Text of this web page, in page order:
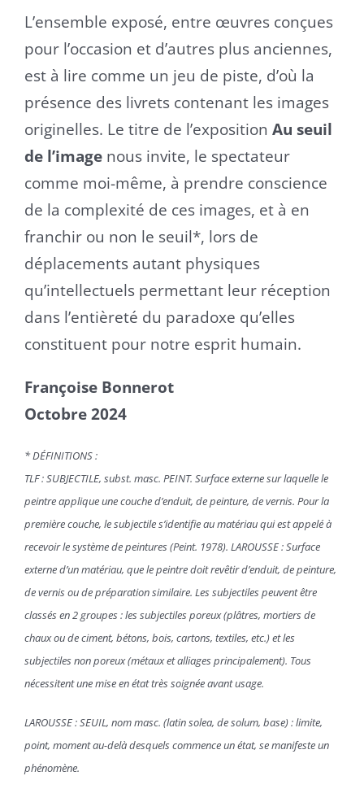
L’ensemble exposé, entre œuvres conçues
pour l’occasion et d’autres plus anciennes,
est à lire comme un jeu de piste, d’où la
présence des livrets contenant les images
originelles. Le titre de l’exposition Au seuil
de l’image nous invite, le spectateur
comme moi-même, à prendre conscience
de la complexité de ces images, et à en
franchir ou non le seuil*, lors de
déplacements autant physiques
qu’intellectuels permettant leur réception
dans l’entièreté du paradoxe qu’elles
constituent pour notre esprit humain.
Françoise Bonnerot
Octobre 2024
* DÉFINITIONS :
TLF : SUBJECTILE, subst. masc. PEINT. Surface externe sur laquelle le
peintre applique une couche d’enduit, de peinture, de vernis. Pour la
première couche, le subjectile s’identifie au matériau qui est appelé à
recevoir le système de peintures (Peint. 1978). LAROUSSE : Surface
externe d’un matériau, que le peintre doit revêtir d’enduit, de peinture,
de vernis ou de préparation similaire. Les subjectiles peuvent être
classés en 2 groupes : les subjectiles poreux (plâtres, mortiers de
chaux ou de ciment, bétons, bois, cartons, textiles, etc.) et les
subjectiles non poreux (métaux et alliages principalement). Tous
nécessitent une mise en état très soignée avant usage.
LAROUSSE : SEUIL, nom masc. (latin solea, de solum, base) : limite,
point, moment au-delà desquels commence un état, se manifeste un
phénomène.